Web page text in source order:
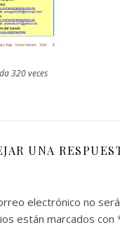
320 veces
UNA
electrónico no
están marcados con